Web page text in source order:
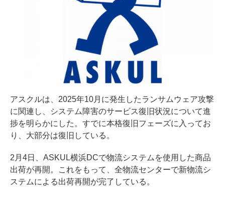
アスクルは、2025年10月に発生したランサムウェア攻撃
に関連し、システム障害のサービス復旧状況について進
捗を明らかにした。すでに本格復旧フェーズに入ってお
り、大部分は復旧している。
2月4日、ASKUL横浜DCで物流システムを使用した商品
出荷が再開。これをもって、全物流センターで新物流シ
ステムによる出荷再開が完了している。